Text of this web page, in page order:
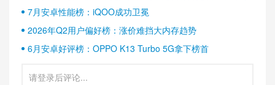
7月安卓性能榜：iQOO成功卫冕
2026年Q2用户偏好榜：涨价难挡大内存趋势
6月安卓好评榜：OPPO K13 Turbo 5G拿下榜首